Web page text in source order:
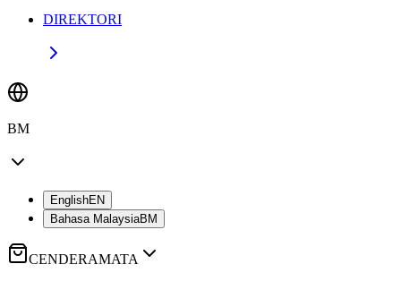
DIREKTORI
BM
EnglishEN
Bahasa MalaysiaBM
CENDERAMATA